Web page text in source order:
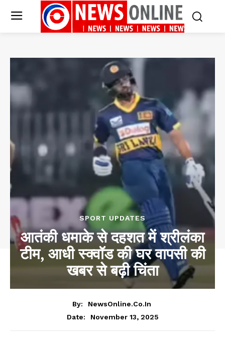
SPORT UPDATES
आतंकी धमाके से दहशत में श्रीलंका
टीम, आधी स्क्वॉड की घर वापसी की
खबर से बढ़ी चिंता
By:
NewsOnline.co.in
Date:
November 13, 2025